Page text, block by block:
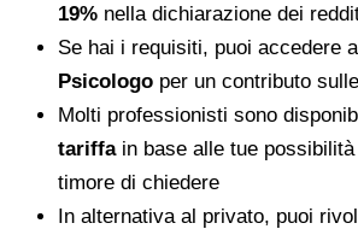
19% nella dichiarazione dei
Se hai i requisiti, puoi accedere
Psicologo per un contributo
Molti professionisti sono
tariffain base alle tue
timore di chiedere
In alternativa al privato, puoi